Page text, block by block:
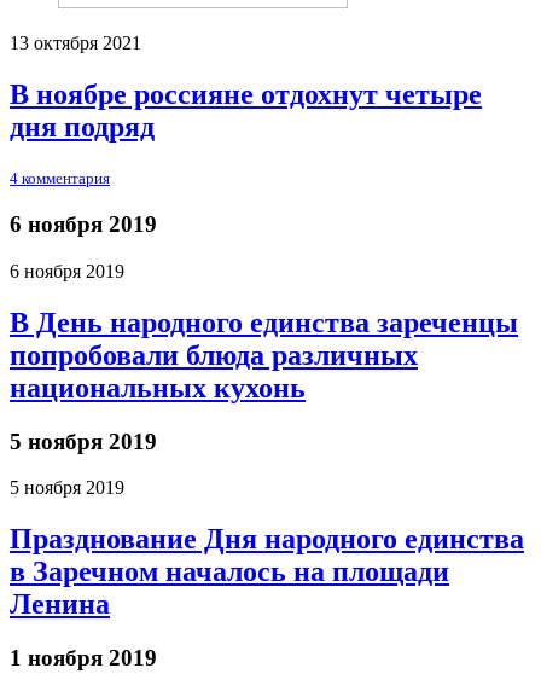
13 октября 2021
В ноябре россияне отдохнут четыре
дня подряд
4 комментария
6 ноября 2019
6 ноября 2019
В День народного единства зареченцы
попробовали блюда различных
национальных кухонь
5 ноября 2019
5 ноября 2019
Празднование Дня народного единства
в Заречном началось на площади
Ленина
1 ноября 2019